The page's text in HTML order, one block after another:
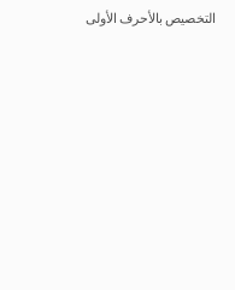
التخصيص بالأحرف الأولى